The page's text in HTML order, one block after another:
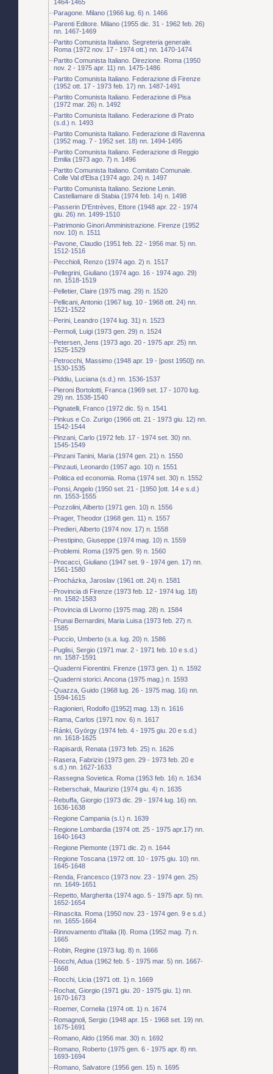
1464-1465
Paragone. Milano (1966 lug. 6) n. 1466
Parenti Editore. Milano (1955 dic. 31 - 1962 feb. 26)
nn. 1467-1469
Partito Comunista Italiano. Segreteria generale.
Roma (1972 nov. 17 - 1974 ott.) nn. 1470-1474
Partito Comunista Italiano. Direzione. Roma (1950
nov. 2 - 1975 apr. 11) nn. 1475-1486
Partito Comunista Italiano. Federazione di Firenze
(1952 ott. 17 - 1973 feb. 17) nn. 1487-1491
Partito Comunista Italiano. Federazione di Pisa
(1972 mar. 26) n. 1492
Partito Comunista Italiano. Federazione di Prato
(s.d.) n. 1493
Partito Comunista Italiano. Federazione di Ravenna
(1952 mag. 7 - 1952 set. 18) nn. 1494-1495
Partito Comunista Italiano. Federazione di Reggio
Emilia (1973 ago. 7) n. 1496
Partito Comunista Italiano. Comitato Comunale.
Colle Val d'Elsa (1974 ago. 24) n. 1497
Partito Comunista Italiano. Sezione Lenin.
Castellamare di Stabia (1974 feb. 14) n. 1498
Passerin D'Entrèves, Ettore (1948 apr. 22 - 1974
giu. 26) nn. 1499-1510
Patrimonio Ginori Amministrazione. Firenze (1952
nov. 10) n. 1511
Pavone, Claudio (1951 feb. 22 - 1956 mar. 5) nn.
1512-1516
Pecchioli, Renzo (1974 ago. 2) n. 1517
Pellegrini, Giuliano (1974 ago. 16 - 1974 ago. 29)
nn. 1518-1519
Pelletier, Claire (1975 mag. 29) n. 1520
Pellicani, Antonio (1967 lug. 10 - 1968 ott. 24) nn.
1521-1522
Perini, Leandro (1974 lug. 31) n. 1523
Permoli, Luigi (1973 gen. 29) n. 1524
Petersen, Jens (1973 ago. 20 - 1975 apr. 25) nn.
1525-1529
Petrocchi, Massimo (1948 apr. 19 - [post 1950]) nn.
1530-1535
Piddiu, Luciana (s.d.) nn. 1536-1537
Pieroni Bortolotti, Franca (1969 set. 17 - 1070 lug.
29) nn. 1538-1540
Pignatelli, Franco (1972 dic. 5) n. 1541
Pinkus e Co. Zurigo (1966 ott. 21 - 1973 giu. 12) nn.
1542-1544
Pinzani, Carlo (1972 feb. 17 - 1974 set. 30) nn.
1545-1549
Pinzani Tanini, Maria (1974 gen. 21) n. 1550
Pinzauti, Leonardo (1957 ago. 10) n. 1551
Politica ed economia. Roma (1974 set. 30) n. 1552
Ponsi, Angelo (1950 set. 21 - [1950 ]ott. 14 e s.d.)
nn. 1553-1555
Pozzolini, Alberto (1971 gen. 10) n. 1556
Prager, Theodor (1968 gen. 11) n. 1557
Predieri, Alberto (1974 nov. 17) n. 1558
Prestipino, Giuseppe (1974 mag. 10) n. 1559
Problemi. Roma (1975 gen. 9) n. 1560
Procacci, Giuliano (1947 set. 9 - 1974 gen. 17) nn.
1561-1580
Procházka, Jaroslav (1961 ott. 24) n. 1581
Provincia di Firenze (1973 feb. 12 - 1974 lug. 18)
nn. 1582-1583
Provincia di Livorno (1975 mag. 28) n. 1584
Prunai Bernardini, Maria Luisa (1973 feb. 27) n.
1585
Puccio, Umberto (s.a. lug. 20) n. 1586
Puglisi, Sergio (1971 mar. 2 - 1971 feb. 10 e s.d.)
nn. 1587-1591
Quaderni Fiorentini. Firenze (1973 gen. 1) n. 1592
Quaderni storici. Ancona (1975 mag.) n. 1593
Quazza, Guido (1968 lug. 26 - 1975 mag. 16) nn.
1594-1615
Ragionieri, Rodolfo ([1952] mag. 13) n. 1616
Rama, Carlos (1971 nov. 6) n. 1617
Ránki, György (1974 feb. 4 - 1975 giu. 20 e s.d.)
nn. 1618-1625
Rapisardi, Renata (1973 feb. 25) n. 1626
Rasera, Fabrizio (1973 gen. 29 - 1973 feb. 20 e
s.d.) nn. 1627-1633
Rassegna Sovietica. Roma (1953 feb. 16) n. 1634
Reberschak, Maurizio (1974 giu. 4) n. 1635
Rebuffa, Giorgio (1973 dic. 29 - 1974 lug. 16) nn.
1636-1638
Regione Campania (s.l.) n. 1639
Regione Lombardia (1974 ott. 25 - 1975 apr.17) nn.
1640-1643
Regione Piemonte (1971 dic. 2) n. 1644
Regione Toscana (1972 ott. 10 - 1975 giu. 10) nn.
1645-1648
Renda, Francesco (1973 nov. 23 - 1974 gen. 25)
nn. 1649-1651
Repetto, Margherita (1974 ago. 5 - 1975 apr. 5) nn.
1652-1654
Rinascita. Roma (1950 nov. 23 - 1974 gen. 9 e s.d.)
nn. 1655-1664
Rinnovamento d'Italia (Il). Roma (1952 mag. 7) n.
1665
Robin, Regine (1973 lug. 8) n. 1666
Rocchi, Adua (1962 feb. 5 - 1975 mar. 5) nn. 1667-
1668
Rocchi, Licia (1971 ott. 1) n. 1669
Rochat, Giorgio (1971 giu. 20 - 1975 giu. 1) nn.
1670-1673
Roemer, Cornelia (1974 ott. 1) n. 1674
Romagnoli, Sergio (1948 apr. 15 - 1968 set. 19) nn.
1675-1691
Romano, Aldo (1956 mar. 30) n. 1692
Romano, Roberto (1975 gen. 6 - 1975 apr. 8) nn.
1693-1694
Romano, Salvatore (1956 gen. 15) n. 1695